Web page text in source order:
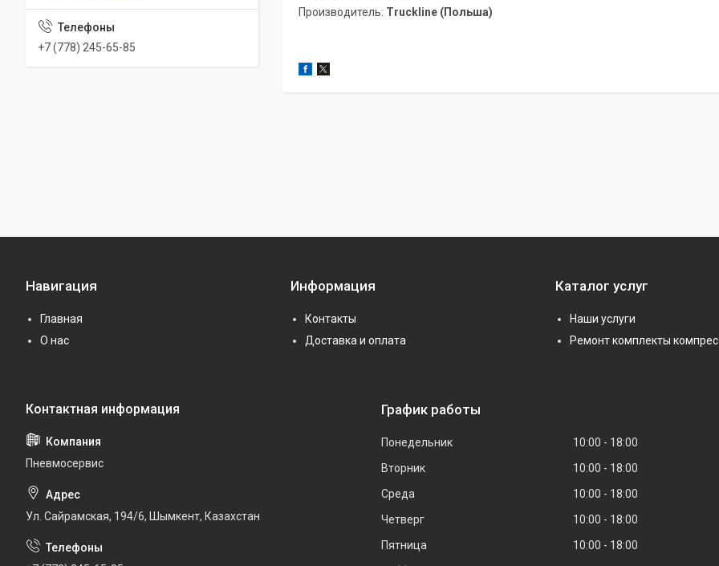
Производитель: Truckline (Польша)
+7 (778) 245-65-85
Навигация
Главная
О нас
Информация
Контакты
Доставка и оплата
Каталог услуг
Наши услуги
Ремонт комплекты
Пневмосервис
Ул. Сайрамская, 194/6, Шымкент, Казахстан
График работы
Понедельник 10:00
18:00
Вторник
10:00
18:00
Среда
10:00
18:00
Четверг
10:00
18:00
Пятница
10:00
18:00